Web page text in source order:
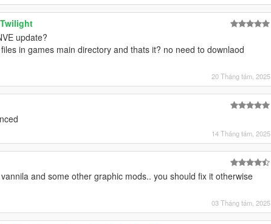
update?
in games main directory and thats it? no need to downlaod
20 Tháng tám, 2025
14 Tháng tám, 2025
and some other graphic mods.. you should fix it otherwise
03 Tháng tám, 2025